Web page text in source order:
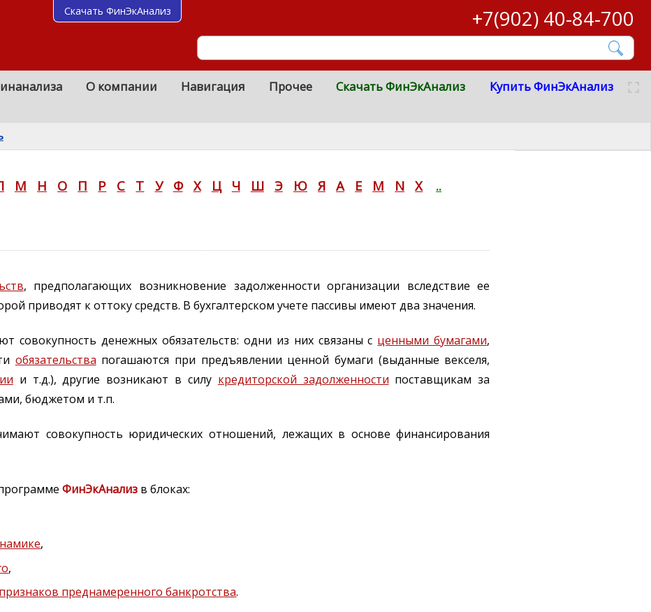
+7(902) 40-84-700
О компании Навигация Прочее Скачать ФинЭкАнализ Купить ФинЭкАнализ
М Н О П Р С Т У Ф Х Ц Ч Ш Э Ю Я A E M N X ..
, предполагающих возникновение задолженности организации вследствие ее
приводят к оттоку средств. В бухгалтерском учете пассивы имеют два значения.
совокупность денежных обязательств: одни из них связаны с ценными бумагами,
обязательства погашаются при предъявлении ценной бумаги (выданные векселя,
и т.д.), другие возникают в силу кредиторской задолженности поставщикам за
бюджетом и т.п.
совокупность юридических отношений, лежащих в основе финансирования
ФинЭкАнализ в блоках:
,
,
преднамеренного банкротства.
Скачать ФинЭкАнализ